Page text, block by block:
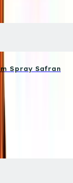
Spray Safran